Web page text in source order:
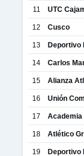
11 UTC
12 Cusco
13 Deportivo
14 Carlos
15 Alianza
16 Unión
17 Academia
18 Atlético
19 Deportivo